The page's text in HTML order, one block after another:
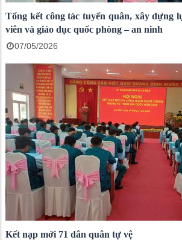
Tổng kết công tác tuyển quân, xây dựng
viên và giáo dục quốc phòng – an ninh
07/05/2026
Kết nạp mới 71 dân quân tự vệ